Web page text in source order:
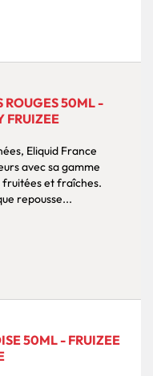
ROUGES 50ML -
FRUIZEE
Eliquid France
avec sa gamme
fruitées et fraîches.
repousse...
50ML - FRUIZEE